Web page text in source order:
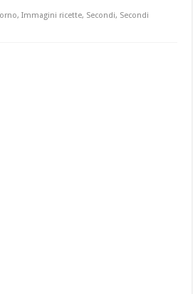
,Immagini ricette, Secondi, Secondi